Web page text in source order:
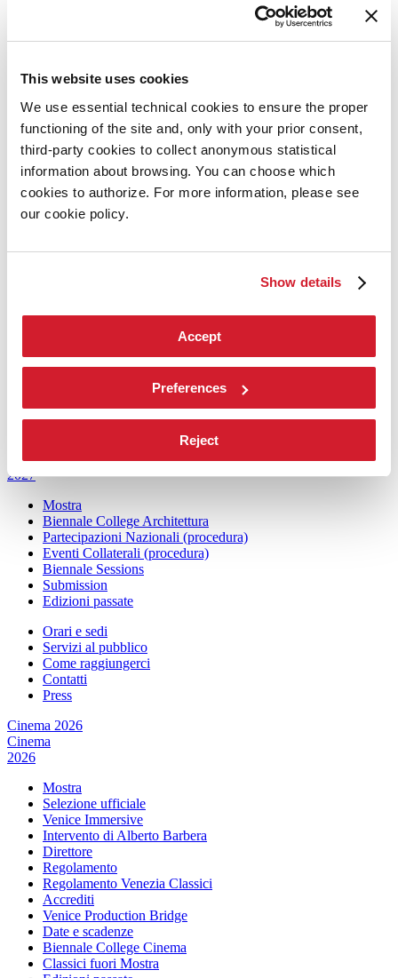
This website uses cookies
We use essential technical cookies to ensure the proper
functioning of the site and, only with your prior consent,
third-party cookies to collect anonymous statistical
information about browsing. You can choose which
cookies to authorize. For more information, please see
our cookie policy.
Show details
Accept
Preferences
Reject
2026
Esposizione
Direttrice
Intervento di Pietrangelo Buttafuoco
Intervento di Koyo Kouoh / La squadra di Koyo Kouoh
Artisti
Partecipazioni Nazionali
Eventi collaterali
Padiglione Venezia
Biennale Sessions
Accrediti
Servizi al pubblico
Press
Architettura
2027
Mostra
Biennale College Architettura
Partecipazioni Nazionali (procedura)
Eventi Collaterali (procedura)
Biennale Sessions
Submission
Edizioni passate
Orari e sedi
Servizi al pubblico
Come raggiungerci
Contatti
Press
Cinema 2026
Cinema
2026
Mostra
Selezione ufficiale
Venice Immersive
Intervento di Alberto Barbera
Direttore
Regolamento
Regolamento Venezia Classici
Accrediti
Venice Production Bridge
Date e scadenze
Biennale College Cinema
Classici fuori Mostra